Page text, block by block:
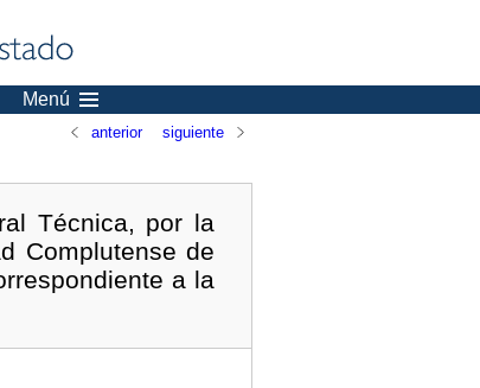
Menú
anterior siguiente
Técnica, por la
Complutense de
a la